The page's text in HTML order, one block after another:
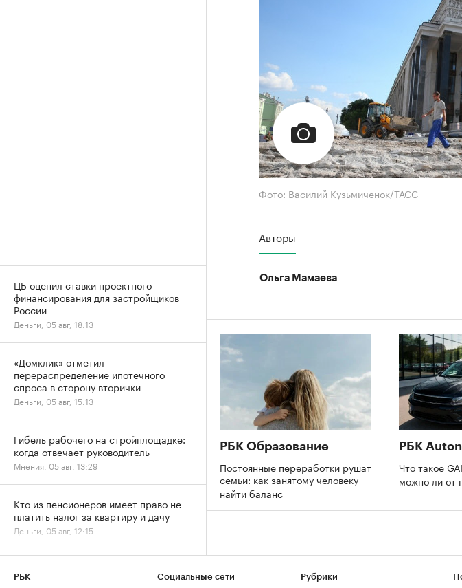
Фото: Василий Кузьмиченок/ТАСС
Авторы
Ольга Мамаева
РБК Образование
Постоянные переработки рушат
семьи: как занятому человеку
найти баланс
РБК
Что такое
можно ли от
ЦБ оценил ставки проектного
финансирования для застройщиков
России
Деньги, 05 авг, 18:13
«Домклик» отметил
перераспределение ипотечного
спроса в сторону вторички
Деньги, 05 авг, 15:13
Гибель рабочего на стройплощадке:
когда отвечает руководитель
Мнения, 05 авг, 13:29
Кто из пенсионеров имеет право не
платить налог за квартиру и дачу
Деньги, 05 авг, 12:15
продаваться дороже и быстрее
РБК Социальные сети Рубрики